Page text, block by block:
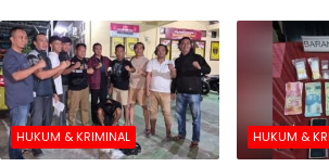
HUKUM & KRIMINAL HUKUM &